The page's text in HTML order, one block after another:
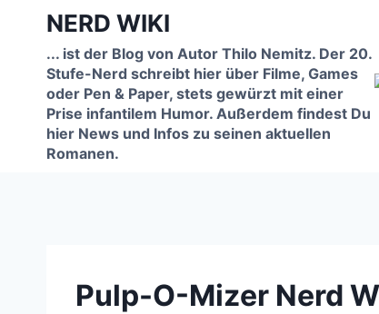
springen
NERD WIKI
... ist der Blog von Autor Thilo Nemitz. Der 20.
Stufe-Nerd schreibt hier über Filme, Games
oder Pen & Paper, stets gewürzt mit einer
Prise infantilem Humor. Außerdem findest Du
hier News und Infos zu seinen aktuellen
Romanen.
Pulp-O-Mizer Nerd